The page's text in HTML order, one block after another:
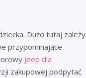
Dużo tutaj zależy
przypominające
jeep dla
zakupowej podpytać